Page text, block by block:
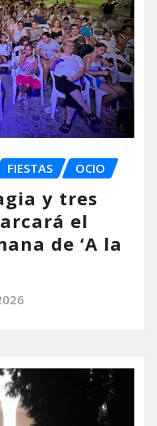
FIESTAS OCIO
y tres
el
de ‘A la